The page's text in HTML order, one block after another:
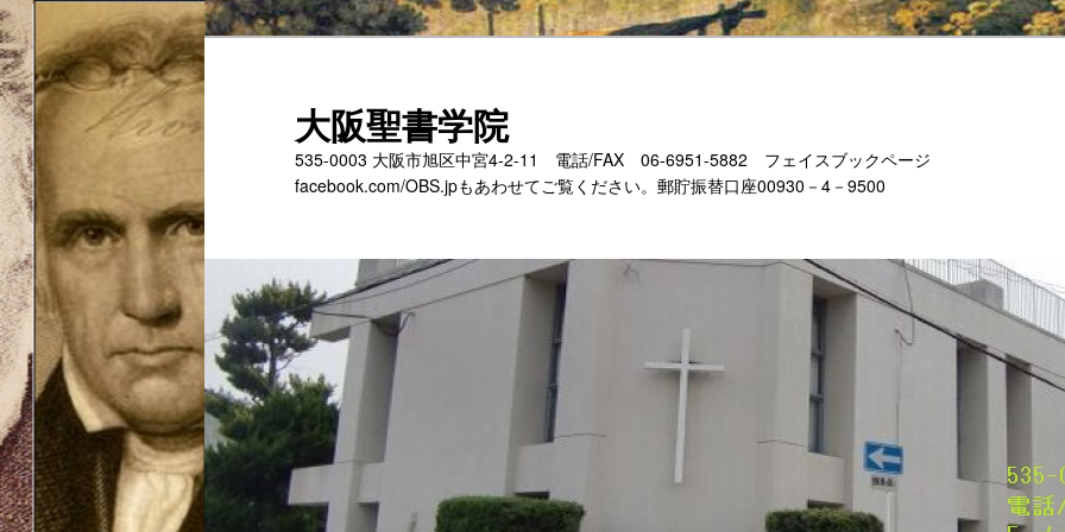
メ
イ
ン
コ
ン
テ
ン
ツ
へ
移
動
サ
ブ
コ
ン
テ
ン
ツ
へ
移
動
大阪聖書学院
535-0003 大阪市旭区中宮4-2-11 電話/FAX 06-6951-5882 フェイスブックページ
facebook.com/OBS.jpもあわせてご覧ください。郵貯振替口座00930－4－9500